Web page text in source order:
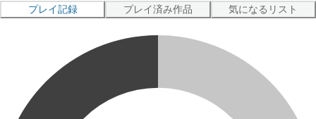
プレイ記録 プレイ済み作品 気になるリスト